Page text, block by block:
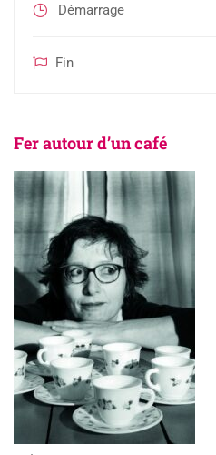
Démarrage
Fin
Fer autour d’un café